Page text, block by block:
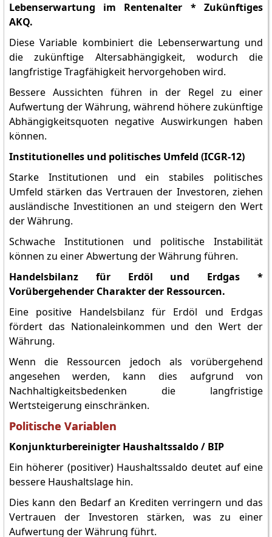
Lebenserwartung im Rentenalter * Zukünftiges
AKQ.
Diese Variable kombiniert die Lebenserwartung und
die zukünftige Altersabhängigkeit, wodurch die
langfristige Tragfähigkeit hervorgehoben wird.
Bessere Aussichten führen in der Regel zu einer
Aufwertung der Währung, während höhere zukünftige
Abhängigkeitsquoten negative Auswirkungen haben
können.
Institutionelles und politisches Umfeld (ICGR-12)
Starke Institutionen und ein stabiles politisches
Umfeld stärken das Vertrauen der Investoren, ziehen
ausländische Investitionen an und steigern den Wert
der Währung.
Schwache Institutionen und politische Instabilität
können zu einer Abwertung der Währung führen.
Handelsbilanz für Erdöl und Erdgas *
Vorübergehender Charakter der Ressourcen.
Eine positive Handelsbilanz für Erdöl und Erdgas
fördert das Nationaleinkommen und den Wert der
Währung.
Wenn die Ressourcen jedoch als vorübergehend
angesehen werden, kann dies aufgrund von
Nachhaltigkeitsbedenken die langfristige
Wertsteigerung einschränken.
Politische Variablen
Konjunkturbereinigter Haushaltssaldo / BIP
Ein höherer (positiver) Haushaltssaldo deutet auf eine
bessere Haushaltslage hin.
Dies kann den Bedarf an Krediten verringern und das
Vertrauen der Investoren stärken, was zu einer
Aufwertung der Währung führt.